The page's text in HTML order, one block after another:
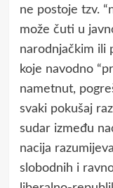
ne postoje tzv.
može čuti u
narodnjačkim ili
koje navodno
nametnut,
svaki pokušaj
sudar između
nacija
slobodnih i